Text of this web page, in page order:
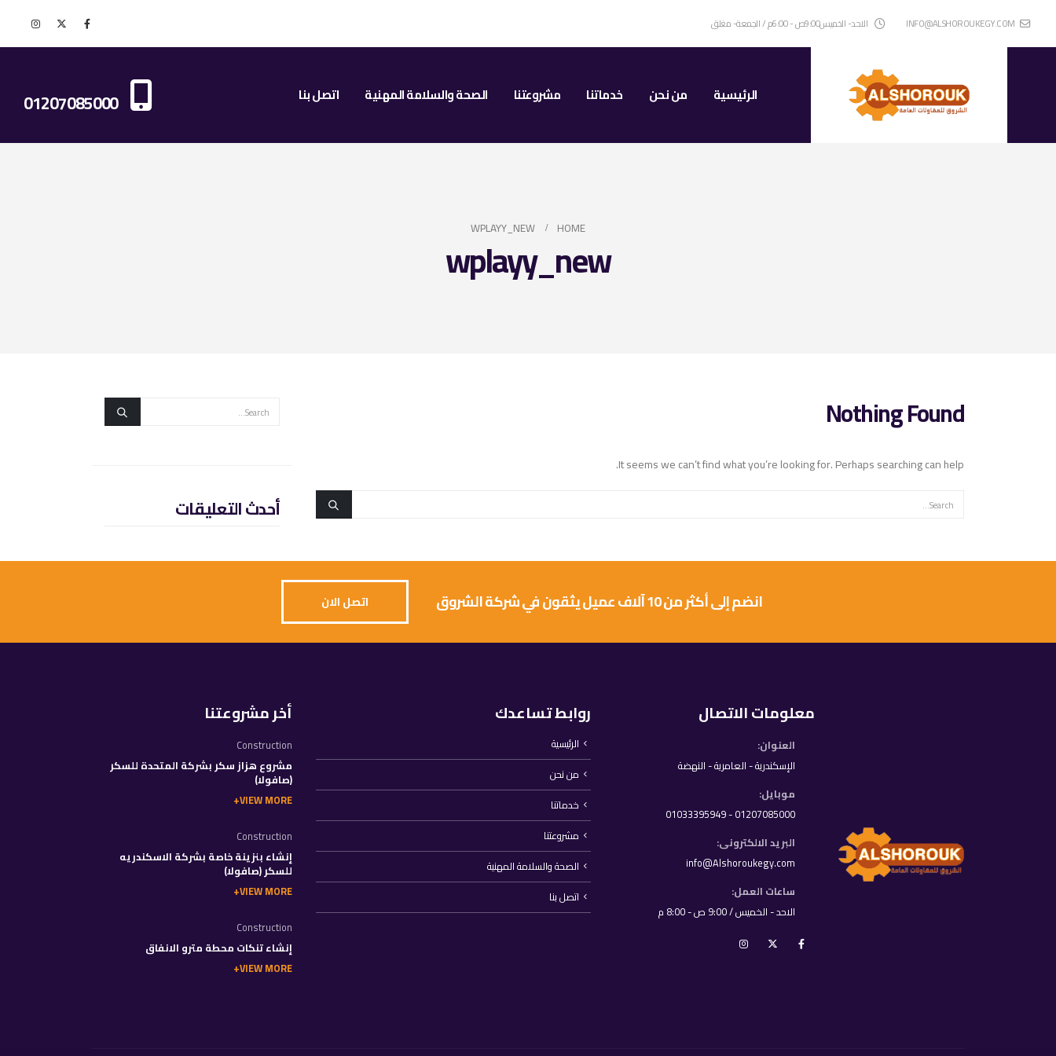
INFO@ALSHOROUKEGY.COM الاحد- الخميس9:00ص - 6:00م / الجمعة- مغلق
الرئيسية من نحن خدماتنا مشروعتنا الصحة والسلامة المهنية اتصل بنا 01207085000
HOME
WPLAYY_NEW
wplayy_new
Nothing Found
It seems we can’t find what you’re looking for. Perhaps searching can help.
أحدث التعليقات
انضم إلى أكثر من 10 آلاف عميل يثقون في شركة الشروق اتصل الان
معلومات الاتصال
العنوان:
الإسكندرية - العامرية - النهضة
موبايل:
01207085000 - 01033395949
البريد الالكترونى:
info@Alshoroukegy.com
ساعات العمل:
الاحد - الخميس / 9:00 ص - 8:00 م
روابط تساعدك
الرئيسية
من نحن
خدماتنا
مشروعتنا
الصحة والسلامة المهنية
اتصل بنا
أخر مشروعتنا
Construction
مشروع هزاز سكر بشركة المتحدة للسكر
(صافولا)
VIEW MORE
Construction
إنشاء بنزينة خاصة بشركة الاسكندريه
للسكر (صافولا)
VIEW MORE
Construction
إنشاء تنكات محطة مترو الانفاق
VIEW MORE